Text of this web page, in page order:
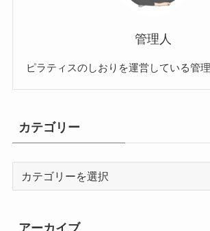
管理人
ピラティスのしおりを運営している管
カテゴリー
リ